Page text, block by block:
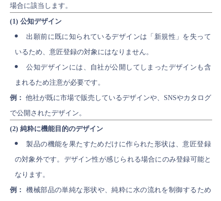
場合に該当します。
(1) 公知デザイン
出願前に既に知られているデザインは「新規性」を失って
いるため、意匠登録の対象にはなりません。
公知デザインには、自社が公開してしまったデザインも含
まれるため注意が必要です。
例： 他社が既に市場で販売しているデザインや、SNSやカタログ
で公開されたデザイン。
(2) 純粋に機能目的のデザイン
製品の機能を果たすためだけに作られた形状は、意匠登録
の対象外です。デザイン性が感じられる場合にのみ登録可能と
なります。
例： 機械部品の単純な形状や、純粋に水の流れを制御するため